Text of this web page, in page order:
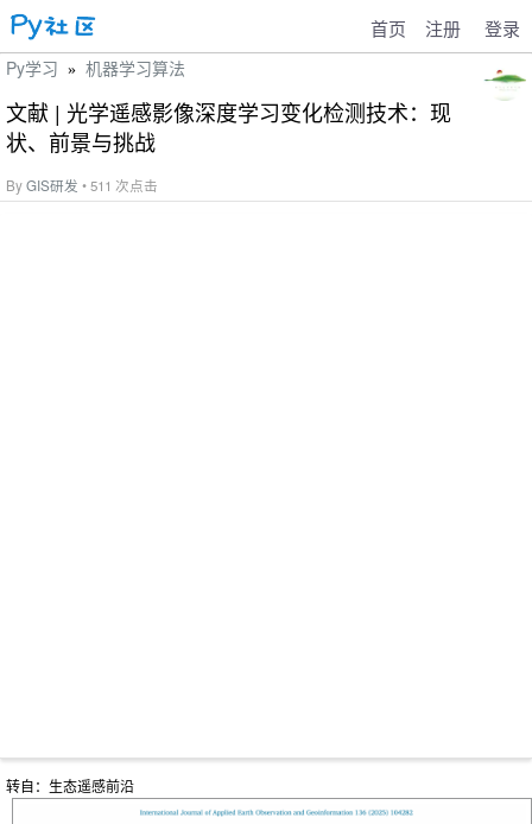
首页 注册 登录
Py学习 » 机器学习算法
文献 | 光学遥感影像深度学习变化检测技术：现
状、前景与挑战
ByGIS研发 • 511 次点击
转自： 生态遥感前沿